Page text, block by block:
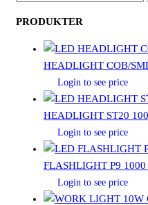
PRODUKTER
HEADLIGHT COB/
Login to see price
HEADLIGHT ST20
Login to see price
FLASHLIGHT P9
Login to see price